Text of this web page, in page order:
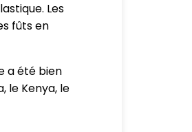
Les
fûts en
a été bien
le Kenya, le